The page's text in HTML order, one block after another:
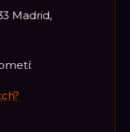
Madrid,